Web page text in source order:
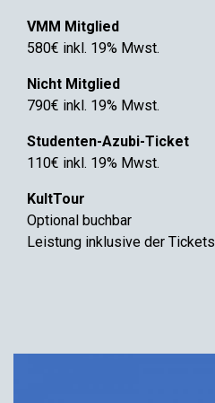
VMM Mitglied
580€ inkl. 19% Mwst.
Nicht Mitglied
790€ inkl. 19% Mwst.
Studenten-Azubi-Ticket
110€ inkl. 19% Mwst.
KultTour
Optional buchbar
Leistung inklusive der Tickets